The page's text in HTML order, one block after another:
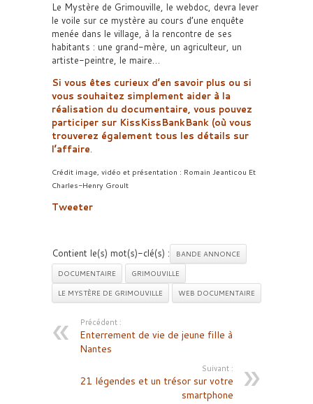
Le Mystère de Grimouville, le webdoc, devra lever
le voile sur ce mystère au cours d’une enquête
menée dans le village, à la rencontre de ses
habitants : une grand-mère, un agriculteur, un
artiste-peintre, le maire…
Si vous êtes curieux d’en savoir plus ou si
vous souhaitez simplement aider à la
réalisation du documentaire, vous pouvez
participer sur KissKissBankBank (où vous
trouverez également tous les détails sur
l’affaire.
Crédit image, vidéo et présentation : Romain Jeanticou Et
Charles-Henry Groult
Tweeter
Contient le(s) mot(s)-clé(s) :
BANDE ANNONCE
DOCUMENTAIRE
GRIMOUVILLE
LE MYSTÈRE DE GRIMOUVILLE
WEB DOCUMENTAIRE
Précédent :
Enterrement de vie de jeune fille à
Nantes
Suivant :
21 légendes et un trésor sur votre
smartphone